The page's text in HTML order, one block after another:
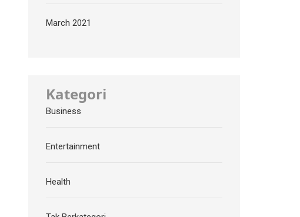
March 2021
Kategori
Business
Entertainment
Health